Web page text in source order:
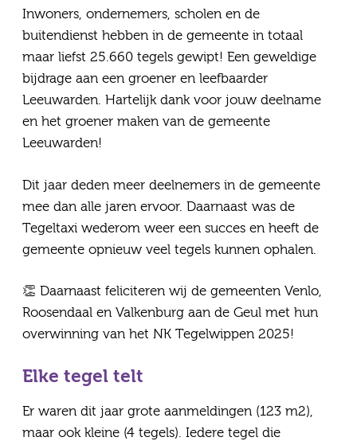
Vragen
Contact
Inwoners, ondernemers, scholen en de
buitendienst hebben in de gemeente in totaal
maar liefst 25.660 tegels gewipt! Een geweldige
bijdrage aan een groener en leefbaarder
Leeuwarden. Hartelijk dank voor jouw deelname
en het groener maken van de gemeente
Leeuwarden!
Dit jaar deden meer deelnemers in de gemeente
mee dan alle jaren ervoor. Daarnaast was de
Tegeltaxi wederom weer een succes en heeft de
gemeente opnieuw veel tegels kunnen ophalen.
👏 Daarnaast feliciteren wij de gemeenten Venlo,
Roosendaal en Valkenburg aan de Geul met hun
overwinning van het NK Tegelwippen 2025!
Elke tegel telt
Er waren dit jaar grote aanmeldingen (123 m2),
maar ook kleine (4 tegels). Iedere tegel die